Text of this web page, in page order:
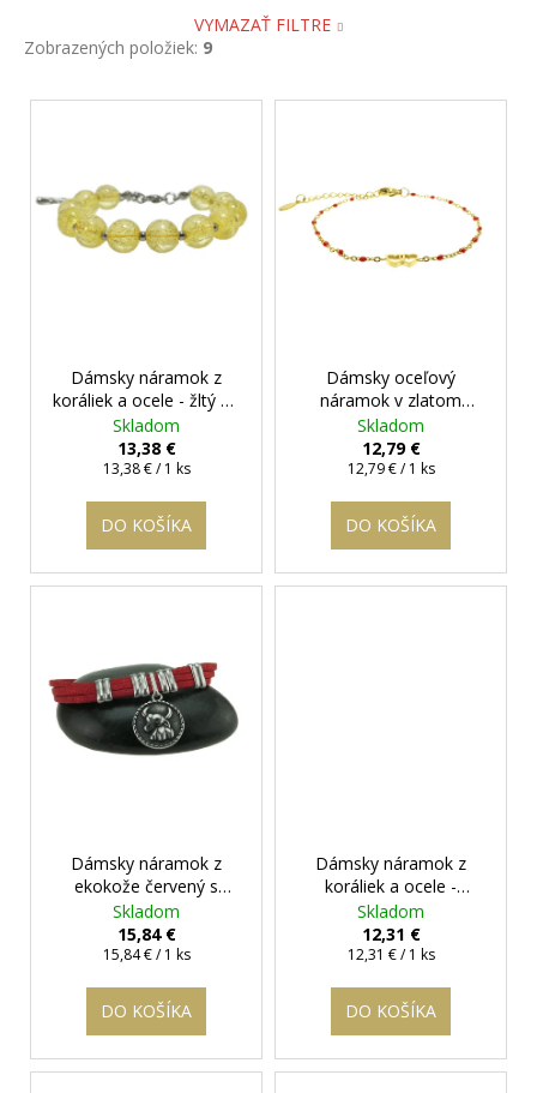
VYMAZAŤ FILTRE
Zobrazených položiek: 9
V
Dámsky náramok z
koráliek a ocele - žltý 10
mm+ darčeková
krabička zadarmo
Skladom
13,38 €
Jednotková
13,38 € / 1 ks
DO KOŠÍKA
Dámsky oceľový
náramok v zlatom
prevedení so srdiečkami
+ darčeková krabička
zadarmo
Skladom
12,79 €
Jednotková
12,79 € / 1 ks
DO KOŠÍKA
Dámsky náramok z
ekokože červený s
príveskom Býk
darčeková krabička
zadarmo
Skladom
15,84 €
Jednotková
15,84 € / 1 ks
DO KOŠÍKA
Dámsky náramok z
koráliek a ocele -
červený 8 mm
Skladom
12,31 €
Jednotková
12,31 € / 1 ks
DO KOŠÍKA